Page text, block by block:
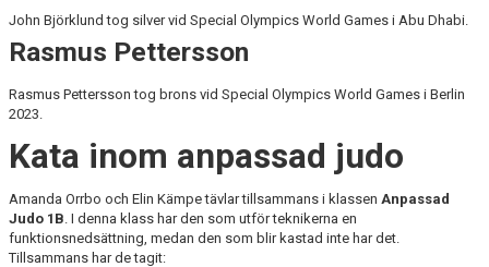
John Björklund tog silver vid Special Olympics World Games i Abu Dhabi.
Rasmus Pettersson
Rasmus Pettersson tog brons vid Special Olympics World Games i Berlin
2023.
Kata inom anpassad judo
Amanda Orrbo och Elin Kämpe tävlar tillsammans i klassen Anpassad
Judo 1B. I denna klass har den som utför teknikerna en
funktionsnedsättning, medan den som blir kastad inte har det.
Tillsammans har de tagit: